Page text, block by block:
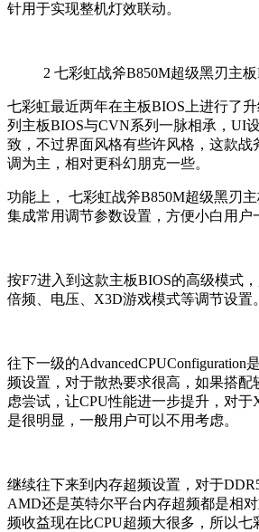
针用于实现整机灯效联动。
2 七彩虹战斧B850M超级黑刃主板
七彩虹最近两年在主板BIOS上进行了
列主板BIOS与CVN系列一脉相承，UI
致，不过界面风格有些许风格，这款战
调为主，相对更科幻朋克一些。
功能上， 七彩虹战斧B850M超级黑刃
集成常用调节参数设置，方便小白用户
按F7进入到这款主板BIOS的高级模式
倍频、电压、X3D游戏模式等调节设置。
往下一级的AdvancedCPUConfiguration
频设置，对于散热要求很高，如果搭配
虑尝试，让CPU性能进一步提升，对
是很明显，一般用户可以不用考虑。
继续往下来到内存超频设置，对于
AMD还是英特尔平台内存超频都是相
频收益现在比CPU超频大很多，所以七